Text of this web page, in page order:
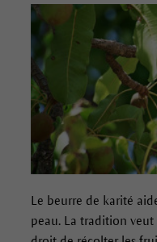
Le beurre de karité
peau. La tradition